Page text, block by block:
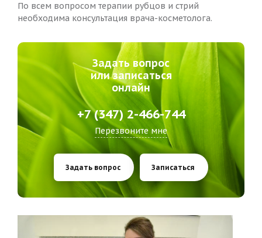
По всем вопросом терапии рубцов и стрий
необходима консультация врача-косметолога.
Задать вопрос
или записаться
онлайн
+7 (347) 2-466-744
Перезвоните мне
Задать вопрос Записаться